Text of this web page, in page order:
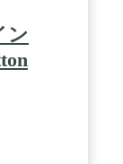
ン